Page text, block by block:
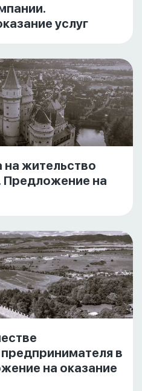
услуг
жительство
на
в
на оказание